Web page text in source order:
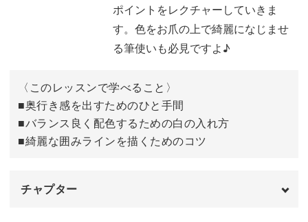
◯奥行き感を出すためのひと手間
◯バランス良く配色するための白の入れ方
などをレッスン。
輝きと透明感のある大人可愛いアートは春や夏の温かい季
ポイントをレクチャーしていきま
す。色をお爪の上で綺麗になじませ
る筆使いも必見ですよ♪
〈このレッスンで学べること〉
■奥行き感を出すためのひと手間
■バランス良く配色するための白の入れ方
■綺麗な囲みラインを描くためのコツ
チャプター